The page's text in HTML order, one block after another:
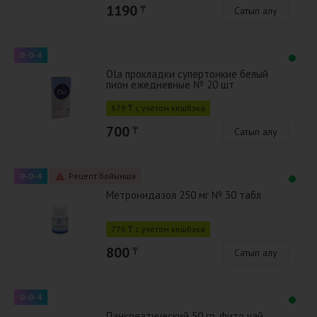
1190 ₸ Сатып алу
0-0-4
Ola прокладки супертонкие белый
пион ежедневные № 20 шт
679 ₸ с учётом кешбэка
700 ₸ Сатып алу
0-0-4 Рецепт бойынша
Метронидазол 250 мг № 30 табл
776 ₸ с учётом кешбэка
800 ₸ Сатып алу
0-0-4